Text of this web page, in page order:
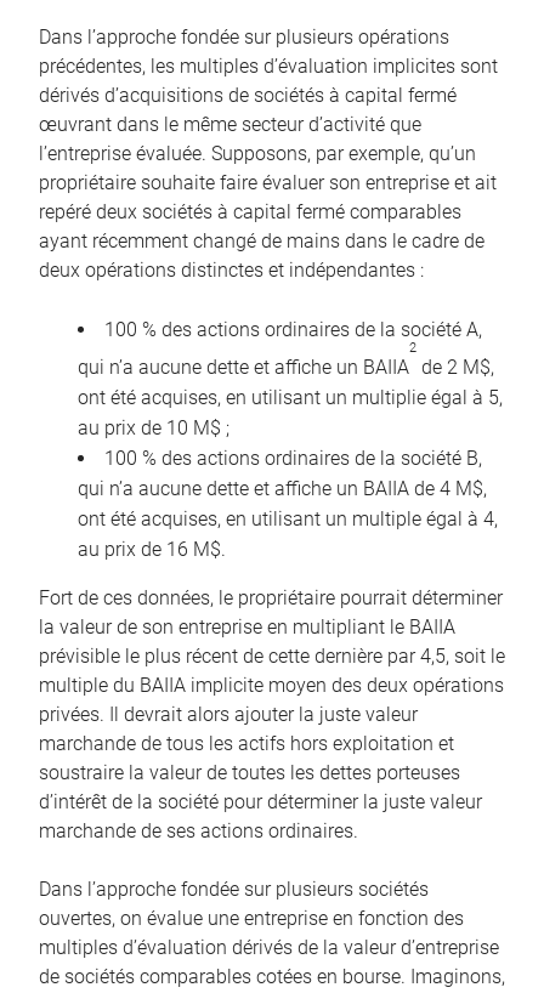
Dans l’approche fondée sur plusieurs opérations
précédentes, les multiples d’évaluation implicites sont
dérivés d’acquisitions de sociétés à capital fermé
œuvrant dans le même secteur d’activité que
l’entreprise évaluée. Supposons, par exemple, qu’un
propriétaire souhaite faire évaluer son entreprise et ait
repéré deux sociétés à capital fermé comparables
ayant récemment changé de mains dans le cadre de
deux opérations distinctes et indépendantes :
100 % des actions ordinaires de la société A,
qui n’a aucune dette et affiche un BAIIA
2
de 2 M$,
ont été acquises, en utilisant un multiplie égal à 5,
au prix de 10 M$ ;
100 % des actions ordinaires de la société B,
qui n’a aucune dette et affiche un BAIIA de 4 M$,
ont été acquises, en utilisant un multiple égal à 4,
au prix de 16 M$.
Fort de ces données, le propriétaire pourrait déterminer
la valeur de son entreprise en multipliant le BAIIA
prévisible le plus récent de cette dernière par 4,5, soit le
multiple du BAIIA implicite moyen des deux opérations
privées. Il devrait alors ajouter la juste valeur
marchande de tous les actifs hors exploitation et
soustraire la valeur de toutes les dettes porteuses
d’intérêt de la société pour déterminer la juste valeur
marchande de ses actions ordinaires.
Dans l’approche fondée sur plusieurs sociétés
ouvertes, on évalue une entreprise en fonction des
multiples d’évaluation dérivés de la valeur d’entreprise
de sociétés comparables cotées en bourse. Imaginons,